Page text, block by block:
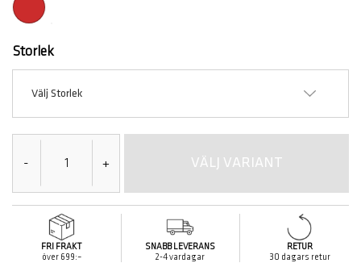
Storlek
Välj Storlek
- + VÄLJ VARIANT
FRI FRAKT
över 699:–
SNABB LEVERANS
2-4 vardagar
RETUR
30 dagars retur